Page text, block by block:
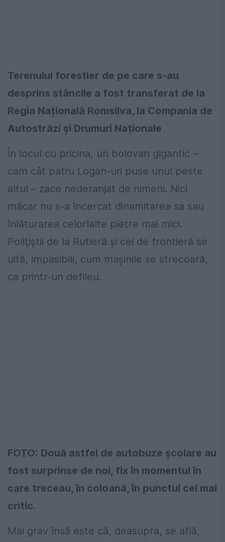
Terenului forestier de pe care s-au
desprins stâncile a fost transferat de la
Regia Națională Romsilva, la Compania de
Autostrăzi și Drumuri Naționale
În locul cu pricina, un bolovan gigantic –
cam cât patru Logan-uri puse unul peste
altul – zace nederanjat de nimeni. Nici
măcar nu s-a încercat dinamitarea sa sau
înlăturarea celorlalte pietre mai mici.
Poliţiștii de la Rutieră și cei de frontieră se
uită, impasibili, cum mașinile se strecoară,
ca printr-un defileu.
FOTO: Două astfel de autobuze școlare au
fost surprinse de noi, fix în momentul în
care treceau, în coloană, în punctul cel mai
critic.
Mai grav însă este că, deasupra, se află,